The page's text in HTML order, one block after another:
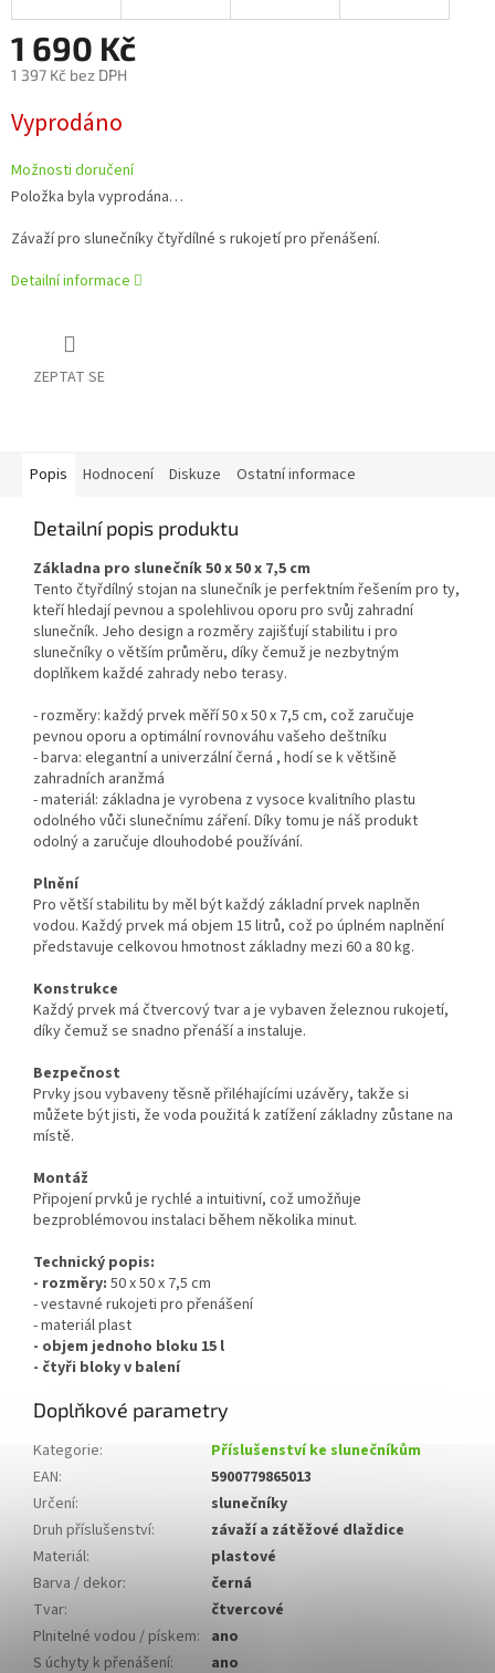
1 690 Kč
1 397 Kč bez DPH
cena:
Vyprodáno
Možnosti doručení
Položka byla vyprodána…
Závaží pro slunečníky čtyřdílné s rukojetí pro přenášení.
Detailní informace
ZEPTAT SE
Popis Hodnocení Diskuze Ostatní informace
Detailní popis produktu
Základna pro slunečník 50 x 50 x 7,5 cm
Tento čtyřdílný stojan na slunečník je perfektním řešením pro ty,
kteří hledají pevnou a spolehlivou oporu pro svůj zahradní
slunečník. Jeho design a rozměry zajišťují stabilitu i pro
slunečníky o větším průměru, díky čemuž je nezbytným
doplňkem každé zahrady nebo terasy.
- rozměry: každý prvek měří 50 x 50 x 7,5 cm, což zaručuje
pevnou oporu a optimální rovnováhu vašeho deštníku
- barva: elegantní a univerzální černá , hodí se k většině
zahradních aranžmá
- materiál: základna je vyrobena z vysoce kvalitního plastu
odolného vůči slunečnímu záření. Díky tomu je náš produkt
odolný a zaručuje dlouhodobé používání.
Plnění
Pro větší stabilitu by měl být každý základní prvek naplněn
vodou. Každý prvek má objem 15 litrů, což po úplném naplnění
představuje celkovou hmotnost základny mezi 60 a 80 kg.
Konstrukce
Každý prvek má čtvercový tvar a je vybaven železnou rukojetí,
díky čemuž se snadno přenáší a instaluje.
Bezpečnost
Prvky jsou vybaveny těsně přiléhajícími uzávěry, takže si
můžete být jisti, že voda použitá k zatížení základny zůstane na
místě.
Montáž
Připojení prvků je rychlé a intuitivní, což umožňuje
bezproblémovou instalaci během několika minut.
Technický popis:
- rozměry: 50 x 50 x 7,5 cm
- vestavné rukojeti pro přenášení
- materiál plast
- objem jednoho bloku 15 l
- čtyři bloky v balení
Doplňkové parametry
Kategorie:
Příslušenství ke slunečníkům
EAN:
5900779865013
Určení:
slunečníky
Druh příslušenství:
závaží a zátěžové dlaždice
Materiál:
plastové
Barva / dekor:
černá
Tvar:
čtvercové
Plnitelné vodou / pískem: ano
S úchyty k přenášení: ano